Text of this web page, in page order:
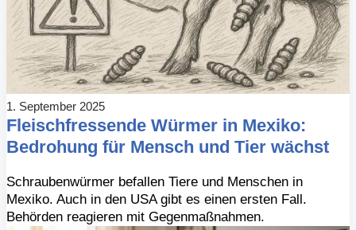
1. September 2025
Fleischfressende Würmer in Mexiko:
Bedrohung für Mensch und Tier wächst
Schraubenwürmer befallen Tiere und Menschen in
Mexiko. Auch in den USA gibt es einen ersten Fall.
Behörden reagieren mit Gegenmaßnahmen.